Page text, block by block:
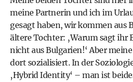
meine Partnerin und ich im
gesagt haben, wir kommen aus
ältere Tochter: ‚Warum sagt ihr
nicht aus Bulgarien!‘ Aber
dort sozialisiert. In der
‚Hybrid Identity‘ – man ist